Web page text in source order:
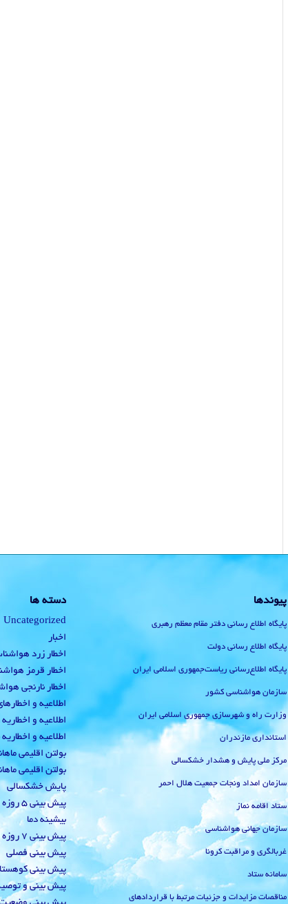
پیوندها
پایگاه اطلاع رسانی دفتر مقام معظم رهبری
پایگاه اطلاع رسانی دولت
پایگاه اطلاع‌رسانی ریاست‌جمهوری اسلامی ایران
سازمان هواشناسی کشور
وزارت راه و شهرسازی جمهوری اسلامی ایران
استانداری مازندران
مرکز ملی پایش و هشدار خشکسالی
سازمان امداد ونجات جمعیت هلال احمر
ستاد اقامه نماز
سازمان جهانی هواشناسی
غربالگری و مراقبت کرونا
سامانه ستاد
مناقصات مزایدات و جزئیات مرتبط با قراردادهای
دسته ها
Uncategorized
اخبار
اخطار زرد
اخطار قرمز
اخطار نارنجی
اطلاعیه و
اطلاعیه و
اطلاعیه و
بولتن اقلیمی
بولتن اقلیمی
پایش خشکسالی
پیش
بیشینه دما
پیش بینی 7 روزه استان مازندران
پیش بینی فصلی
پیش بینی
پیش بینی و